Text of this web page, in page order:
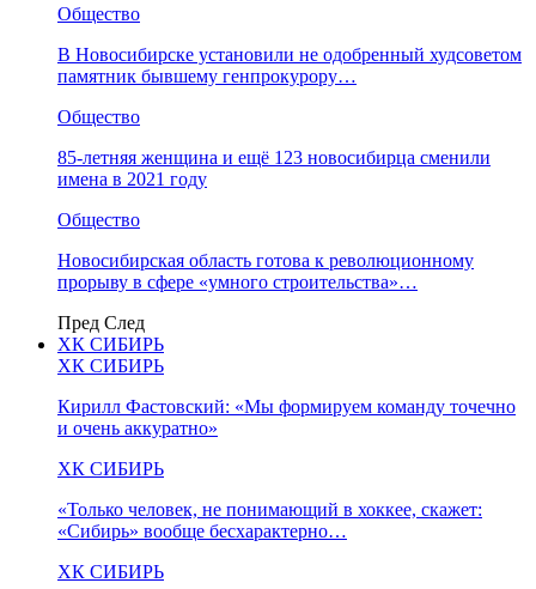
Общество
В Новосибирске установили не одобренный худсоветом
памятник бывшему генпрокурору…
Общество
85-летняя женщина и ещё 123 новосибирца сменили
имена в 2021 году
Общество
Новосибирская область готова к революционному
прорыву в сфере «умного строительства»…
Пред След
ХК СИБИРЬ
ХК СИБИРЬ
Кирилл Фастовский: «Мы формируем команду точечно
и очень аккуратно»
ХК СИБИРЬ
«Только человек, не понимающий в хоккее, скажет:
«Сибирь» вообще бесхарактерно…
ХК СИБИРЬ